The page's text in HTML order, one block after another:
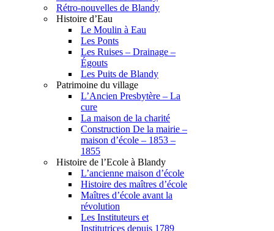
Rétro-nouvelles de Blandy
Histoire d’Eau
Le Moulin à Eau
Les Ponts
Les Ruises – Drainage –
Égouts
Les Puits de Blandy
Patrimoine du village
L’Ancien Presbytère – La
cure
La maison de la charité
Construction De la mairie –
maison d’école – 1853 –
1855
Histoire de l’Ecole à Blandy
L’ancienne maison d’école
Histoire des maîtres d’école
Maîtres d’école avant la
révolution
Les Instituteurs et
Institutrices depuis 1789